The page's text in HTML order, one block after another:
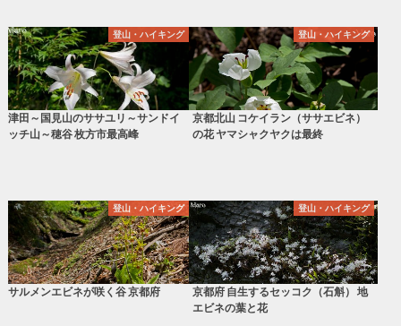
登山・ハイキング
津田～国見山のササユリ～サンドイ
ッチ山～穂谷 枚方市最高峰
登山・ハイキング
京都北山 コケイラン（ササエビネ）
の花 ヤマシャクヤクは最終
登山・ハイキング
サルメンエビネが咲く谷 京都府
登山・ハイキング
京都府 自生するセッコク（石斛） 地
エビネの葉と花